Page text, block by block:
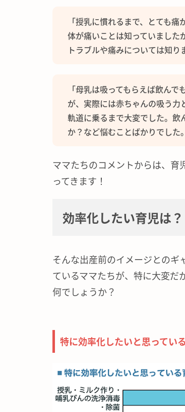
「授乳に慣れるまで、とても
体が痛いことは知っていました
トラブルや痛みについては知り
「母乳は吸ってもらえば飲ん
が、実際には赤ちゃんの吸う力
軌道に乗るまで大変でした。飲
か？など悩むことばかりでした
ママたちのコメントからは、育
ってきます！
効率化したい育児は？
そんな出産前のイメージとのギ
ているママたちが、特に大変だ
何でしょうか？
特に効率化したいと思ってい